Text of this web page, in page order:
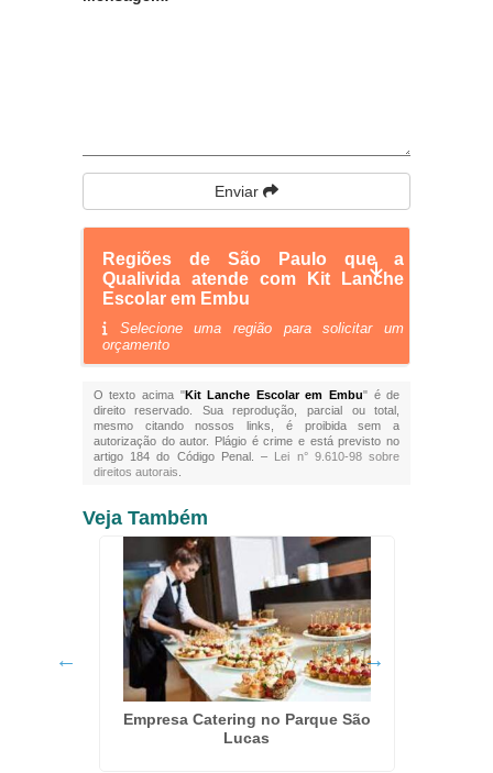
Enviar
Regiões de São Paulo que a
Qualivida atende com Kit Lanche
Escolar em Embu
Selecione uma região para solicitar um
orçamento
O texto acima "Kit Lanche Escolar em Embu" é de
direito reservado. Sua reprodução, parcial ou total,
mesmo citando nossos links, é proibida sem a
autorização do autor. Plágio é crime e está previsto no
artigo 184 do Código Penal. – Lei n° 9.610-98 sobre
direitos autorais
Veja Também
Empresa Catering no Parque São
Lucas